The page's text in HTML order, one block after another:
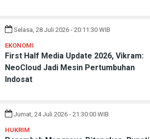
Selasa, 28 Juli 2026 - 20:11:30 WIB
EKONOMI
First Half Media Update 2026, Vikram:
NeoCloud Jadi Mesin Pertumbuhan
Indosat
Jumat, 24 Juli 2026 - 21:30:00 WIB
HUKRIM